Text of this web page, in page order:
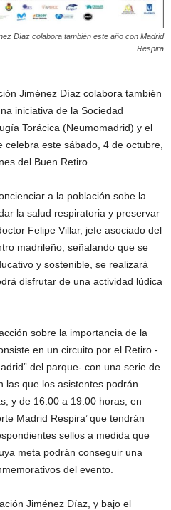
Díaz colabora también este año con Madrid
Respira
Jiménez Díaz colabora también
iniciativa de la Sociedad
Torácica (Neumomadrid) y el
este sábado, 4 de octubre,
del Buen Retiro.
a la población sobe la
la salud respiratoria y preservar
Felipe Villar, jefe asociado del
madrileño, señalando que se
y sostenible, se realizará
disfrutar de una actividad lúdica
sobre la importancia de la
en un circuito por el Retiro -
del parque- con una serie de
las que los asistentes podrán
y de 16.00 a 19.00 horas, en
Madrid Respira’ que tendrán
sellos a medida que
meta podrán conseguir una
del evento.
Jiménez Díaz, y bajo el